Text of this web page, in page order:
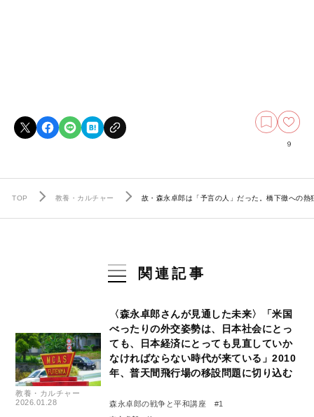
9
TOP 教養・カルチャー 故・森永卓郎は「予言の人」だった。橋下徹への
関連記事
教養・カルチャー
2026.01.28
〈森永卓郎さんが見通した未来〉「米国
べったりの外交姿勢は、日本社会にとっ
ても、日本経済にとっても見直していか
なければならない時代が来ている」2010
年、普天間飛行場の移設問題に切り込む
森永卓郎の戦争と平和講座 #1